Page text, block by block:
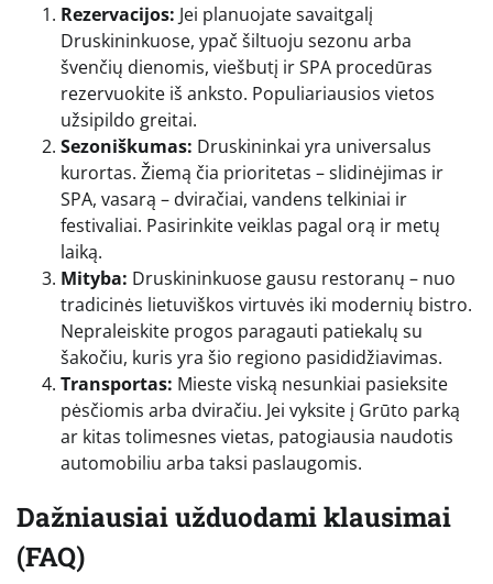
Rezervacijos: Jei planuojate savaitgalį
Druskininkuose, ypač šiltuoju sezonu arba
švenčių dienomis, viešbutį ir SPA procedūras
rezervuokite iš anksto. Populiariausios vietos
užsipildo greitai.
Sezoniškumas: Druskininkai yra universalus
kurortas. Žiemą čia prioritetas – slidinėjimas ir
SPA, vasarą – dviračiai, vandens telkiniai ir
festivaliai. Pasirinkite veiklas pagal orą ir metų
laiką.
Mityba: Druskininkuose gausu restoranų – nuo
tradicinės lietuviškos virtuvės iki modernių bistro.
Nepraleiskite progos paragauti patiekalų su
šakočiu, kuris yra šio regiono pasididžiavimas.
Transportas: Mieste viską nesunkiai pasieksite
pėsčiomis arba dviračiu. Jei vyksite į Grūto parką
ar kitas tolimesnes vietas, patogiausia naudotis
automobiliu arba taksi paslaugomis.
Dažniausiai užduodami klausimai
(FAQ)